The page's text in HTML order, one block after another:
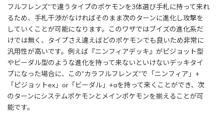
フルフレンズ”で違うタイプのポケモンを3体選び手札に持って来れ
るため、手札干渉がなければそのまま次のターンに進化し攻撃を
していくことが可能になります。このワザではブイズの進化系だ
けでは無く、タイプさえ違えばどのポケモンでも良いため非常に
汎用性が高いです。例えば『ニンフィアデッキ』がピジョット型
やビーダル型のような進化を持って来ないといけないデッキタイ
プになった場合に、この”カラフルフレンズ”で「ニンフィア」+
「ピジョットex」or「ビーダル」+αを持って来くことができ、次
のターンにシステムポケモンとメインポケモンを揃えることが可
能です。